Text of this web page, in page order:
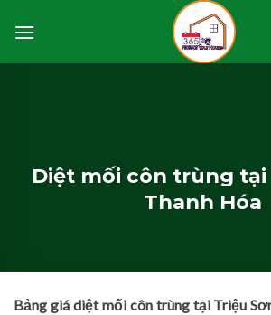
Diệt mối côn trùng tại
Thanh Hóa
Bảng giá diệt mối côn trùng tại Triệu